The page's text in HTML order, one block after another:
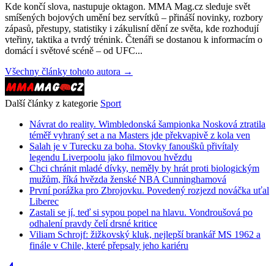
Kde končí slova, nastupuje oktagon. MMA Mag.cz sleduje svět
smíšených bojových umění bez servítků – přináší novinky, rozbory
zápasů, přestupy, statistiky i zákulisní dění ze světa, kde rozhodují
vteřiny, taktika a tvrdý trénink. Čtenáři se dostanou k informacím o
domácí i světové scéně – od UFC...
Všechny články tohoto autora →
Další články z kategorie Sport
Návrat do reality. Wimbledonská šampionka Nosková ztratila
téměř vyhraný set a na Masters jde překvapivě z kola ven
Salah je v Turecku za boha. Stovky fanoušků přivítaly
legendu Liverpoolu jako filmovou hvězdu
Chci chránit mladé dívky, neměly by hrát proti biologickým
mužům, říká hvězda ženské NBA Cunninghamová
První porážka pro Zbrojovku. Povedený rozjezd nováčka uťal
Liberec
Zastali se jí, teď si sypou popel na hlavu. Vondroušová po
odhalení pravdy čelí drsné kritice
Viliam Schrojf: žižkovský kluk, nejlepší brankář MS 1962 a
finále v Chile, které přepsaly jeho kariéru